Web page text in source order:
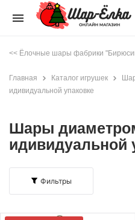
menu
<< Ёлочные шары фабрики
Главная Каталог игрушек
идивидуальной упаковке
Шары
идивидуальной
Фильтры